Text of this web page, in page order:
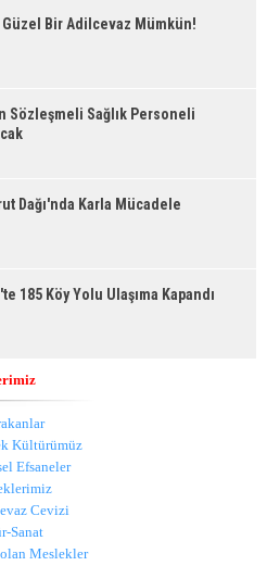
Güzel Bir Adilcevaz Mümkün!
Sözleşmeli Sağlık Personeli
Dağı'nda Karla Mücadele
185 Köy Yolu Ulaşıma Kapandı
Kültürümüz
Efsaneler
Cevizi
Sanat
Meslekler